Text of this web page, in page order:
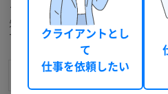
ランサーズには、経験豊富なフリ
先に発注・仕事依頼をしたい方は
で仕事を受注したい方には無料登録
クライアントとし
て
仕事を依頼したい